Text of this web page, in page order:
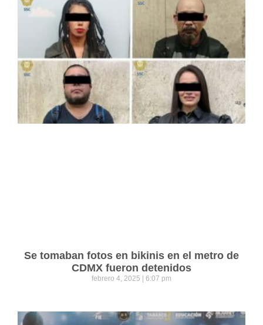
Se tomaban fotos en bikinis en el metro de
CDMX fueron detenidos
febrero 4, 2025 6:07 pm